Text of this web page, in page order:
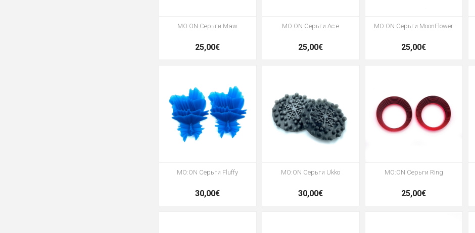
MO:ON Серьги Maw
25,00€
MO:ON Серьги Ac:e
25,00€
MO:ON Серьги MoonFlower
25,00€
MO:ON Серьги Fluffy
30,00€
MO:ON Серьги Ukko
30,00€
MO:ON Серьги Ring
25,00€